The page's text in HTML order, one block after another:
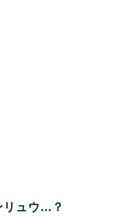
リュウ…？